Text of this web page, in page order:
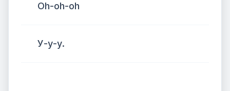
Oh-oh-oh
У-у-у.